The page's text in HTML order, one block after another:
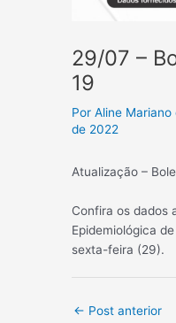
29/07 –
19
PorAline
de 2022
Atualização –
Confira os dados
Epidemiológica
sexta-feira (29).
Post
← Post anterior